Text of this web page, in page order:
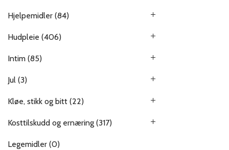
Hjelpemidler (84)
Hudpleie (406)
Intim (85)
Jul (3)
Kløe, stikk og bitt (22)
Kosttilskudd og ernæring (317)
Legemidler (0)